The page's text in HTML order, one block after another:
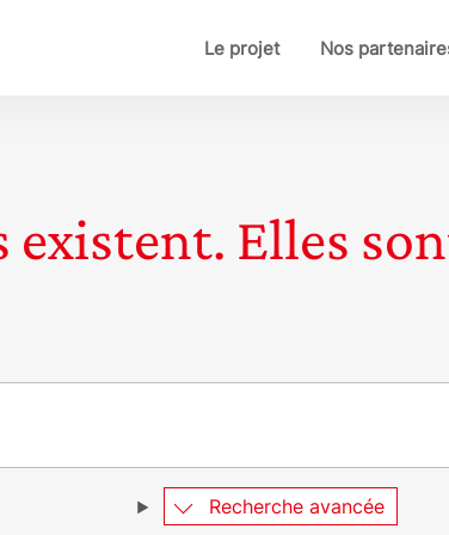
Le projet Nos
existent. Elles
Recherche avancée